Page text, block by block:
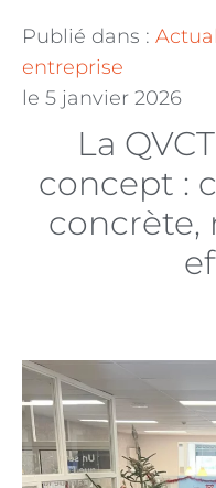
Publié dans :
entreprise
le 5 janvier 2026
La
concept :
concrète,